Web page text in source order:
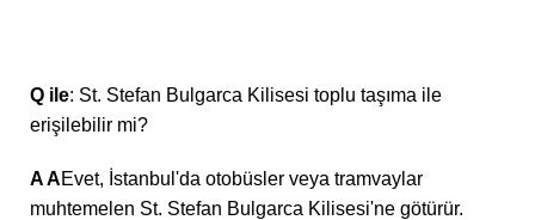
Q ile: St. Stefan Bulgarca Kilisesi toplu taşıma ile
erişilebilir mi?
A AEvet, İstanbul'da otobüsler veya tramvaylar
muhtemelen St. Stefan Bulgarca Kilisesi'ne götürür.